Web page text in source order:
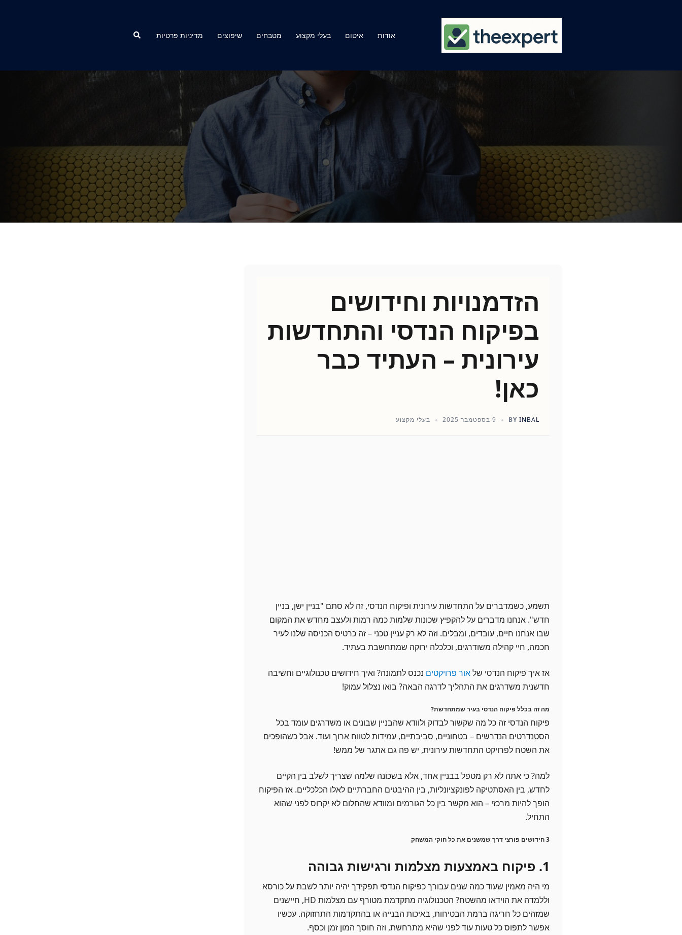
אודות איטום בעלי מקצוע מטבחים שיפוצים מדיניות פרטיות Search
הזדמנויות וחידושים
בפיקוח הנדסי והתחדשות
עירונית – העתיד כבר
כאן!
BY INBAL 9 בספטמבר 2025 בעלי מקצוע
תשמע, כשמדברים על התחדשות עירונית ופיקוח הנדסי, זה לא סתם "בניין ישן, בניין
חדש". אנחנו מדברים על להקפיץ שכונות שלמות כמה רמות ולעצב מחדש את המקום
שבו אנחנו חיים, עובדים, ומבלים. וזה לא רק עניין טכני – זה כרטיס הכניסה שלנו לעיר
חכמה, חיי קהילה משודרגים, וכלכלה ירוקה שמתחשבת בעתיד.
אז איך פיקוח הנדסי שלאור פרויקטים נכנס לתמונה? ואיך חידושים טכנולוגיים וחשיבה
חדשנית משדרגים את התהליך לדרגה הבאה? בואו נצלול עמוק!
מה זה בכלל פיקוח הנדסי בעיר שמתחדשת?
פיקוח הנדסי זה כל מה שקשור לבדוק ולוודא שהבניין שבונים או משדרגים עומד בכל
הסטנדרטים הנדרשים – בטחוניים, סביבתיים, עמידות לטווח ארוך ועוד. אבל כשהופכים
את השטח לפרויקט התחדשות עירונית, יש פה גם אתגר של ממש!
למה? כי אתה לא רק מטפל בבניין אחד, אלא בשכונה שלמה שצריך לשלב בין הקיים
לחדש, בין האסתטיקה לפונקציונליות, בין ההיבטים החברתיים לאלו הכלכליים. אז הפיקוח
הופך להיות מרכזי – הוא מקשר בין כל הגורמים ומוודא שהחלום לא יקרוס לפני שהוא
התחיל.
3 חידושים פורצי דרך שמשנים את כל חוקי המשחק
1. פיקוח באמצעות מצלמות ורגישות גבוהה
מי היה מאמין שעוד כמה שנים עבורך כפיקוח הנדסי תפקידך יהיה יותר לשבת על כורסא
וללמדה את הוידאו מהשטח? הטכנולוגיה מתקדמת מטורף עם מצלמות HD, חיישנים
שמזהים כל חריגה ברמת הבטיחות, באיכות הבנייה או בהתקדמות התחזוקה. עכשיו
אפשר לתפוס כל טעות עוד לפני שהיא מתרחשת, וזה חוסך המון זמן וכסף.